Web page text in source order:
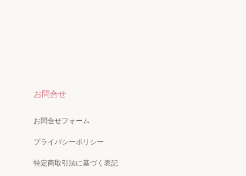
お問合せ
お問合せフォーム
プライバシーポリシー
特定商取引法に基づく表記